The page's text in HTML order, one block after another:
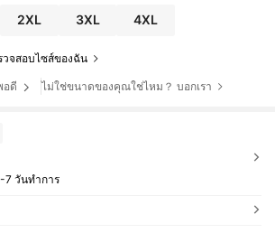
2XL 3XL 4XL
วจสอบไซส์ของฉัน
อดี ไม่ใช่ขนาดของคุณใช่ไหม？ บอกเรา
7 วันทำการ